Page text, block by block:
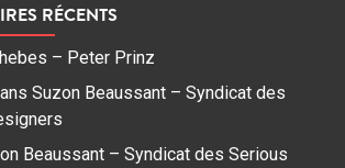
RÉCENTS
– Peter Prinz
Suzon Beaussant – Syndicat des
Beaussant – Syndicat des Serious